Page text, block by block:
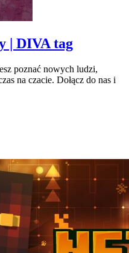
| DIVA tag
poznać nowych ludzi,
na czacie. Dołącz do nas i